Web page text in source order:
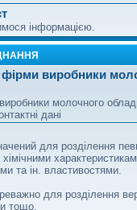
інформацією.
фірми виробники
молочного
дані
для розділення
хімічними
та ін. властивостями.
для розділення
тощо.